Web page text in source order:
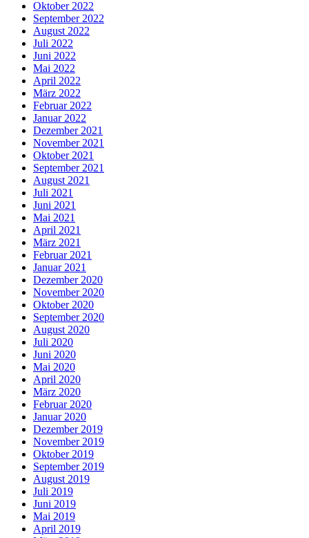
Oktober 2022
September 2022
August 2022
Juli 2022
Juni 2022
Mai 2022
April 2022
März 2022
Februar 2022
Januar 2022
Dezember 2021
November 2021
Oktober 2021
September 2021
August 2021
Juli 2021
Juni 2021
Mai 2021
April 2021
März 2021
Februar 2021
Januar 2021
Dezember 2020
November 2020
Oktober 2020
September 2020
August 2020
Juli 2020
Juni 2020
Mai 2020
April 2020
März 2020
Februar 2020
Januar 2020
Dezember 2019
November 2019
Oktober 2019
September 2019
August 2019
Juli 2019
Juni 2019
Mai 2019
April 2019